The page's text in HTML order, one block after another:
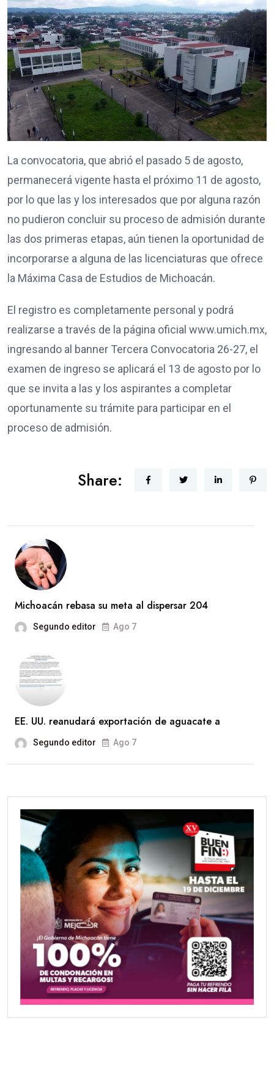
La convocatoria, que abrió el pasado 5 de agosto,
permanecerá vigente hasta el próximo 11 de agosto,
por lo que las y los interesados que por alguna razón
no pudieron concluir su proceso de admisión durante
las dos primeras etapas, aún tienen la oportunidad de
incorporarse a alguna de las licenciaturas que ofrece
la Máxima Casa de Estudios de Michoacán.
El registro es completamente personal y podrá
realizarse a través de la página oficial www.umich.mx,
ingresando al banner Tercera Convocatoria 26-27, el
examen de ingreso se aplicará el 13 de agosto por lo
que se invita a las y los aspirantes a completar
oportunamente su trámite para participar en el
proceso de admisión.
Share:
Michoacán rebasa su meta al dispersar 204
Segundo editor Ago 7
EE. UU. reanudará exportación de aguacate a
Segundo editor Ago 7